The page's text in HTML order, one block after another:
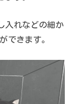
入れなどの細か
できます。